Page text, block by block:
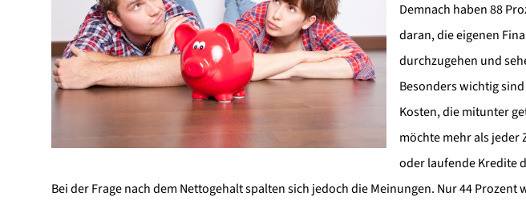
Demnach haben 88
daran, die eigenen
durchzugehen und
Besonders wichtig
Kosten, die mitunter
möchte mehr als jeder
oder laufende Kredite
Bei der Frage nach dem Nettogehalt spalten sich jedoch die Meinungen. Nur 44 Prozent